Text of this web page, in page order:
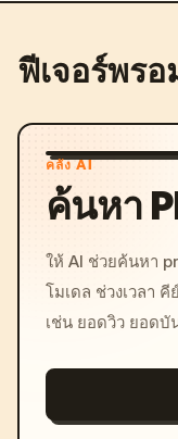
ฟีเจอร์พรอ
คลัง AI
ค้นหา
ให้ AI ช่วยค้นหา
โมเดล ช่วงเวลา
เช่น ยอดวิว ยอด